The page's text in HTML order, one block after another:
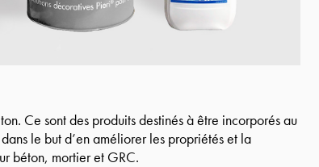
Ce sont des produits destinés à être incorporés au
le but d’en améliorer les propriétés et la
béton, mortier et GRC.